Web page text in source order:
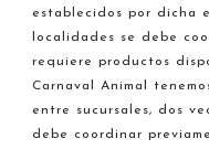
establecidos por dicha
localidades se debe
requiere productos
Carnaval Animal
entre sucursales, dos
debe coordinar